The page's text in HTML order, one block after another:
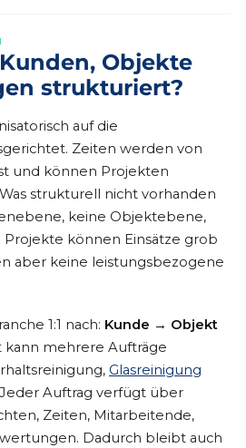
Objekte
strukturiert?
auf die
Zeiten werden von
und können Projekten
strukturell nicht vorhanden
keine Objektebene,
können Einsätze grob
aber keine leistungsbezogene
1:1 nach: Kunde → Objekt
kann mehrere Aufträge
Glasreinigung
Auftrag verfügt über
Zeiten, Mitarbeitende,
Dadurch bleibt auch